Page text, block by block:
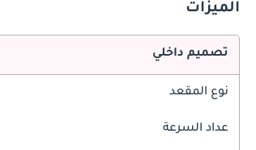
الميزات
تصميم داخلي
نوع المقعد
عداد السرعة